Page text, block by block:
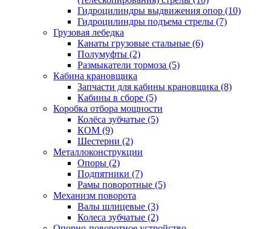
Гидроцилиндры выдвижения опор (10)
Гидроцилиндры подъема стрелы (7)
Грузовая лебедка
Канаты грузовые стальные (6)
Полумуфты (2)
Размыкатели тормоза (5)
Кабина крановщика
Запчасти для кабины крановщика (8)
Кабины в сборе (5)
Коробка отбора мощности
Колёса зубчатые (5)
КОМ (9)
Шестерни (2)
Металлоконструкции
Опоры (2)
Подпятники (7)
Рамы поворотные (5)
Механизм поворота
Валы шлицевые (3)
Колеса зубчатые (2)